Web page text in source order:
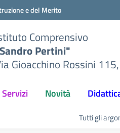
e del Merito
Comprensivo
Pertini"
Gioacchino Rossini
Servizi Novità
Tutti gli